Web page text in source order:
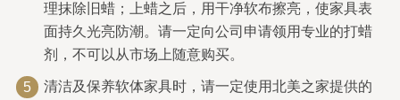
理抹除旧蜡；上蜡之后，用干净软布擦亮，使家具表
面持久光亮防潮。请一定向公司申请领用专业的打蜡
剂，不可以从市场上随意购买。
5
清洁及保养软体家具时，请一定使用北美之家提供的